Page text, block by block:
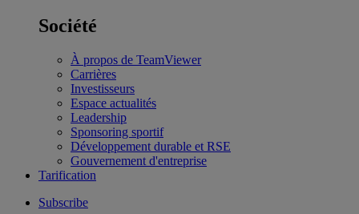
Société
À propos de TeamViewer
Carrières
Investisseurs
Espace actualités
Leadership
Sponsoring sportif
Développement durable et RSE
Gouvernement d'entreprise
Tarification
Subscribe